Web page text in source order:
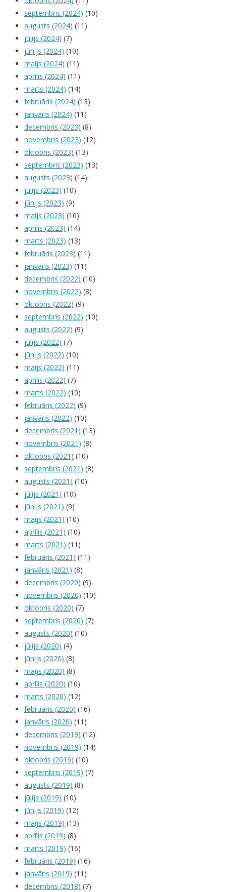
septembris (2024) (10)
augusts (2024) (11)
jūlijs (2024) (7)
jūnijs (2024) (10)
maijs (2024) (11)
aprīlis (2024) (11)
marts (2024) (14)
februāris (2024) (13)
janvāris (2024) (11)
decembris (2023) (8)
novembris (2023) (12)
oktobris (2023) (13)
septembris (2023) (13)
augusts (2023) (14)
jūlijs (2023) (10)
jūnijs (2023) (9)
maijs (2023) (10)
aprīlis (2023) (14)
marts (2023) (13)
februāris (2023) (11)
janvāris (2023) (11)
decembris (2022) (10)
novembris (2022) (8)
oktobris (2022) (9)
septembris (2022) (10)
augusts (2022) (9)
jūlijs (2022) (7)
jūnijs (2022) (10)
maijs (2022) (11)
aprīlis (2022) (7)
marts (2022) (10)
februāris (2022) (9)
janvāris (2022) (10)
decembris (2021) (13)
novembris (2021) (8)
oktobris (2021) (10)
septembris (2021) (8)
augusts (2021) (10)
jūlijs (2021) (10)
jūnijs (2021) (9)
maijs (2021) (10)
aprīlis (2021) (10)
marts (2021) (11)
februāris (2021) (11)
janvāris (2021) (8)
decembris (2020) (9)
novembris (2020) (10)
oktobris (2020) (7)
septembris (2020) (7)
augusts (2020) (10)
jūlijs (2020) (4)
jūnijs (2020) (8)
maijs (2020) (8)
aprīlis (2020) (10)
marts (2020) (12)
februāris (2020) (16)
janvāris (2020) (11)
decembris (2019) (12)
novembris (2019) (14)
oktobris (2019) (10)
septembris (2019) (7)
augusts (2019) (8)
jūlijs (2019) (10)
jūnijs (2019) (12)
maijs (2019) (13)
aprīlis (2019) (8)
marts (2019) (16)
februāris (2019) (16)
janvāris (2019) (11)
decembris (2018) (7)